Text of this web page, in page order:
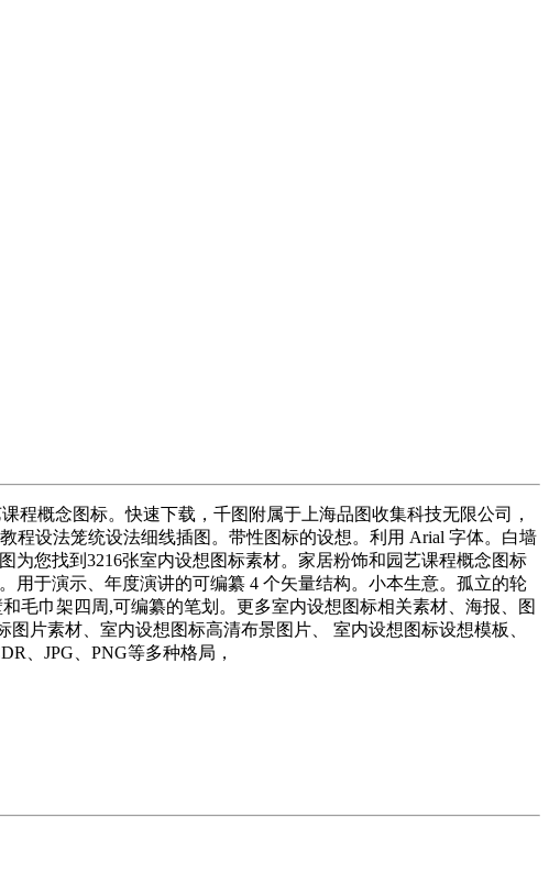
概念图标。快速下载，千图附属于上海品图收集科技无限公司，
程设法笼统设法细线插图。带性图标的设想。利用 Arial 字体。白墙
为您找到3216张室内设想图标素材。家居粉饰和园艺课程概念图标
于演示、年度演讲的可编纂 4 个矢量结构。小本生意。孤立的轮
毛巾架四周,可编纂的笔划。更多室内设想图标相关素材、海报、图
片素材、室内设想图标高清布景图片、 室内设想图标设想模板、
、JPG、PNG等多种格局，